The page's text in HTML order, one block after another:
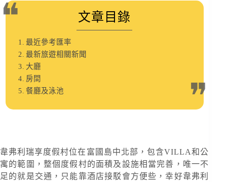
文章目錄
最近參考匯率
最新旅遊相關新聞
大廳
房間
餐廳及泳池
韋弗利瑞享度假村位在富國島中北部，包含VILLA和公
寓的範圍，整個度假村的面積及設施相當完善，唯一不
足的就是交通，只能靠酒店接駁會方便些，幸好韋弗利